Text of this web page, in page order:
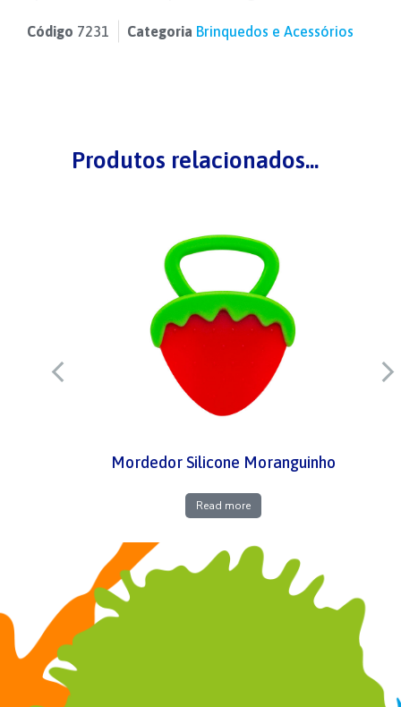
Código 7231 Categoria Brinquedos e Acessórios
Produtos relacionados...
Mordedor Silicone Moranguinho
Read more